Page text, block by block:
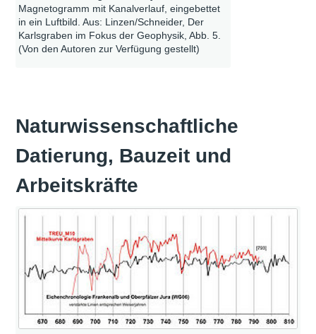
Magnetogramm mit Kanalverlauf, eingebettet
in ein Luftbild. Aus: Linzen/Schneider, Der
Karlsgraben im Fokus der Geophysik, Abb. 5.
(Von den Autoren zur Verfügung gestellt)
Naturwissenschaftliche
Datierung, Bauzeit und
Arbeitskräfte